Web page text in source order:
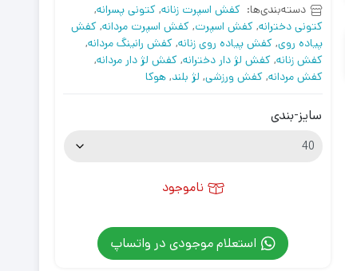
مشتری
دسته‌بندی‌ها: کفش اسپرت زنانه, کتونی پسرانه,
کتونی دخترانه, کفش اسپرت, کفش اسپرت مردانه, کفش
پیاده روی, کفش پیاده روی زنانه, کفش رانینگ مردانه,
کفش زنانه, کفش لژ دار دخترانه, کفش لژ دار مردانه,
کفش مردانه, کفش ورزشی, لژ بلند, هوکا
سایز-بندی
ناموجود
استعلام موجودی در واتساپ